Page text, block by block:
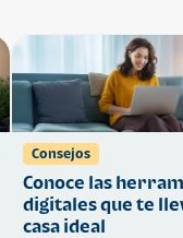
Consejos
Conoce las
digitales que te
casa ideal